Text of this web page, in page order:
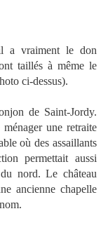
a vraiment le don
taillés à même le
ci-dessus).
de Saint-Jordy.
ménager une retraite
où des assaillants
permettait aussi
nord. Le château
ancienne chapelle